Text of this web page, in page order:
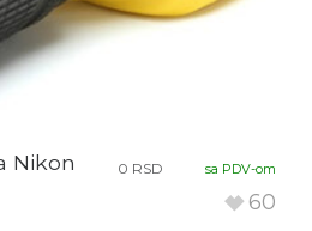
Nikon
0 RSD sa PDV-om
60